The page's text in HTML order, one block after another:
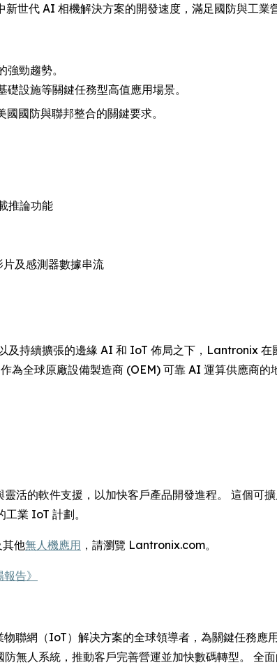
世代 AI 相機解決方案的開發速度，滿足國防與工業
勁趨勢。
設施等關鍵任務型高值應用場景。
國防與聯邦整合的關鍵要求。
推論功能
及感測器數據串流
持續擴張的邊緣 AI 和 IoT 佈局之下，Lantronix
全球原廠設備製造商 (OEM) 可靠 AI 運算供應商的
活的軟件支援，以加快客戶產品開發進程。 這個可
業 IoT 計劃。
其他無人機應用 ，請瀏覽 Lantronix.com。
告》
網（IoT）解决方案的全球領導者，為關鍵任務應用
無人系統，推動客戶完善營運並加快數碼轉型。 全